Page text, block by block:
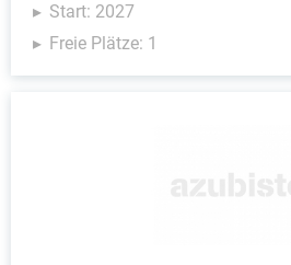
Start: 2027
Freie Plätze: 1